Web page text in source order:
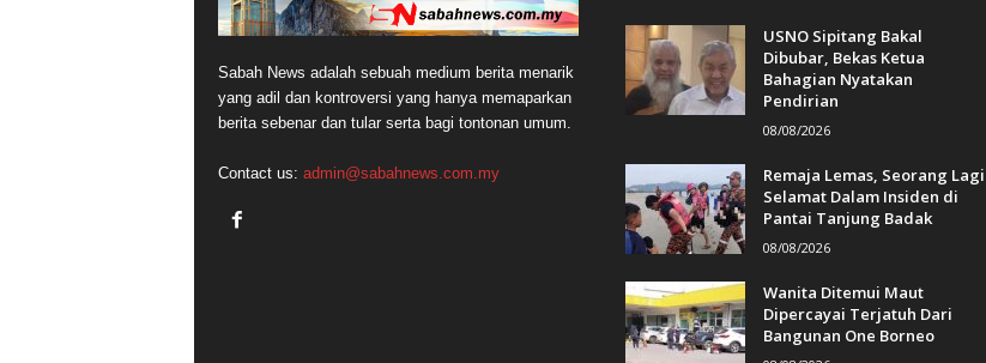
Sabah News adalah sebuah medium berita menarik
yang adil dan kontroversi yang hanya memaparkan
berita sebenar dan tular serta bagi tontonan umum.
Contact us: admin@sabahnews.com.my
USNO Sipitang Bakal
Dibubar, Bekas Ketua
Bahagian Nyatakan
Pendirian
08/08/2026
Remaja Lemas, Seorang Lagi
Selamat Dalam Insiden di
Pantai Tanjung Badak
08/08/2026
Wanita Ditemui Maut
Dipercayai Terjatuh Dari
Bangunan One Borneo